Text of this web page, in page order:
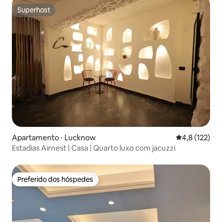
Superhost
Superhost
Apartamento ⋅ Lucknow 4,8 de uma
4,8 (122)
Estadias Airnest | Casa | Quarto luxo com jacuzzi
Preferido dos hóspedes
Preferido dos hóspedes